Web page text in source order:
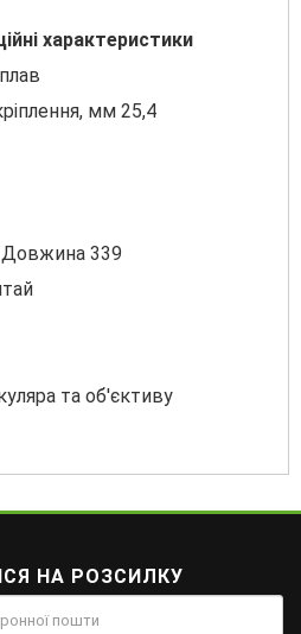
характеристики
мм 25,4
Довжина 339
та об'єктиву
НА РОЗСИЛКУ